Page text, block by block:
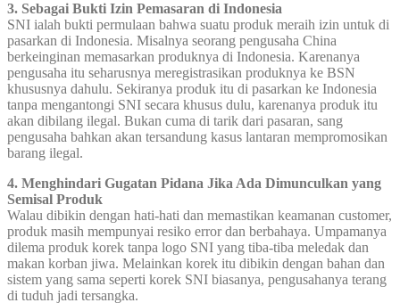
3. Sebagai Bukti Izin Pemasaran di Indonesia
SNI ialah bukti permulaan bahwa suatu produk meraih izin untuk di
pasarkan di Indonesia. Misalnya seorang pengusaha China
berkeinginan memasarkan produknya di Indonesia. Karenanya
pengusaha itu seharusnya meregistrasikan produknya ke BSN
khususnya dahulu. Sekiranya produk itu di pasarkan ke Indonesia
tanpa mengantongi SNI secara khusus dulu, karenanya produk itu
akan dibilang ilegal. Bukan cuma di tarik dari pasaran, sang
pengusaha bahkan akan tersandung kasus lantaran mempromosikan
barang ilegal.
4. Menghindari Gugatan Pidana Jika Ada Dimunculkan yang
Semisal Produk
Walau dibikin dengan hati-hati dan memastikan keamanan customer,
produk masih mempunyai resiko error dan berbahaya. Umpamanya
dilema produk korek tanpa logo SNI yang tiba-tiba meledak dan
makan korban jiwa. Melainkan korek itu dibikin dengan bahan dan
sistem yang sama seperti korek SNI biasanya, pengusahanya terang
di tuduh jadi tersangka.